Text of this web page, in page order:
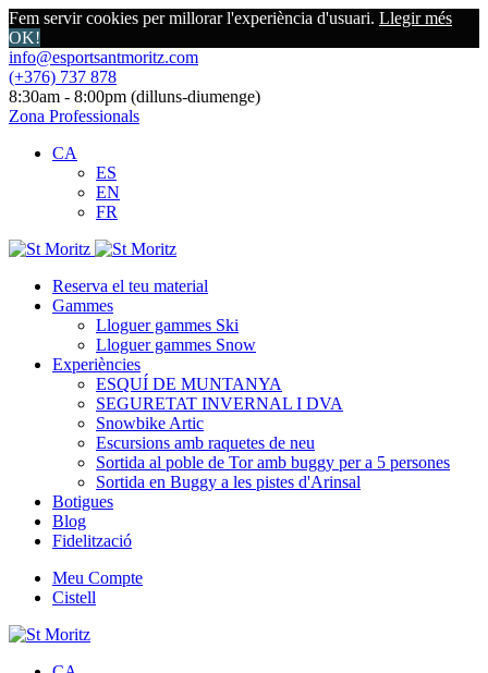
Fem servir cookies per millorar l'experiència d'usuari. Llegir més
OK!
info@esportsantmoritz.com
(+376) 737 878
8:30am - 8:00pm (dilluns-diumenge)
Zona Professionals
CA
ES
EN
FR
Reserva el teu material
Gammes
Lloguer gammes Ski
Lloguer gammes Snow
Experiències
ESQUÍ DE MUNTANYA
SEGURETAT INVERNAL I DVA
Snowbike Artic
Escursions amb raquetes de neu
Sortida al poble de Tor amb buggy per a 5 persones
Sortida en Buggy a les pistes d'Arinsal
Botigues
Blog
Fidelització
Meu Compte
Cistell